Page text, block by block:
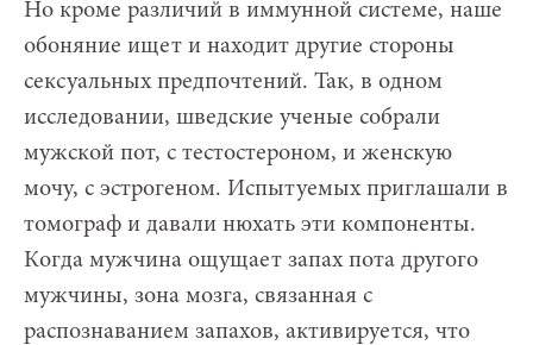
Но кроме различий в иммунной системе, наше
обоняние ищет и находит другие стороны
сексуальных предпочтений. Так, в одном
исследовании, шведские ученые собрали
мужской пот, с тестостероном, и женскую
мочу, с эстрогеном. Испытуемых приглашали в
томограф и давали нюхать эти компоненты.
Когда мужчина ощущает запах пота другого
мужчины, зона мозга, связанная с
распознаванием запахов, активируется, что